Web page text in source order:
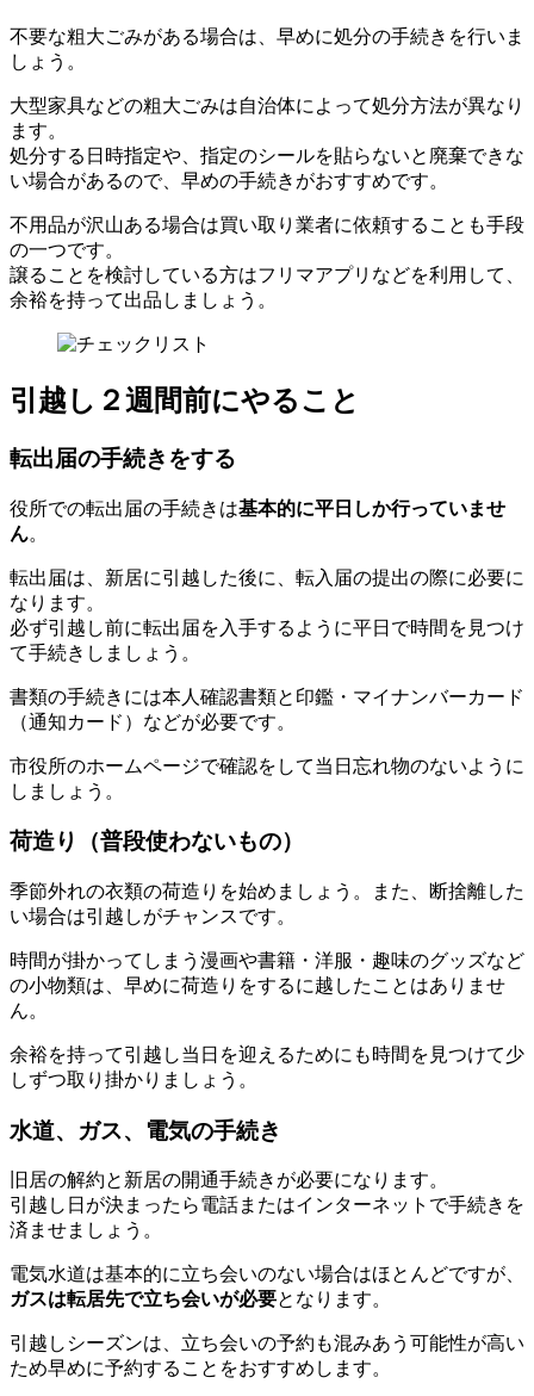
不要な粗大ごみがある場合は、早めに処分の手続きを行いま
しょう。
大型家具などの粗大ごみは自治体によって処分方法が異なり
ます。
処分する日時指定や、指定のシールを貼らないと廃棄できな
い場合があるので、早めの手続きがおすすめです。
不用品が沢山ある場合は買い取り業者に依頼することも手段
の一つです。
譲ることを検討している方はフリマアプリなどを利用して、
余裕を持って出品しましょう。
引越し２週間前にやること
転出届の手続きをする
役所での転出届の手続きは基本的に平日しか行っていませ
ん。
転出届は、新居に引越した後に、転入届の提出の際に必要に
なります。
必ず引越し前に転出届を入手するように平日で時間を見つけ
て手続きしましょう。
書類の手続きには本人確認書類と印鑑・マイナンバーカード
（通知カード）などが必要です。
市役所のホームページで確認をして当日忘れ物のないように
しましょう。
荷造り（普段使わないもの）
季節外れの衣類の荷造りを始めましょう。また、断捨離した
い場合は引越しがチャンスです。
時間が掛かってしまう漫画や書籍・洋服・趣味のグッズなど
の小物類は、早めに荷造りをするに越したことはありませ
ん。
余裕を持って引越し当日を迎えるためにも時間を見つけて少
しずつ取り掛かりましょう。
水道、ガス、電気の手続き
旧居の解約と新居の開通手続きが必要になります。
引越し日が決まったら電話またはインターネットで手続きを
済ませましょう。
電気水道は基本的に立ち会いのない場合はほとんどですが、
ガスは転居先で立ち会いが必要となります。
引越しシーズンは、立ち会いの予約も混みあう可能性が高い
ため早めに予約することをおすすめします。